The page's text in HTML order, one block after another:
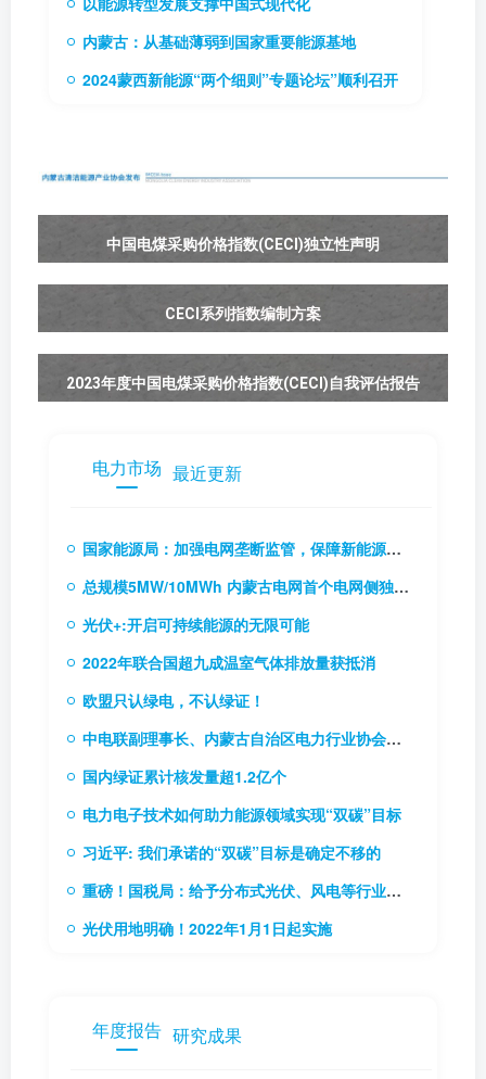
内蒙古：从基础薄弱到国家重要能源基地
2024蒙西新能源“两个细则”专题论坛”顺利召开
中国电煤采购价格指数(CECI)独立性声明
CECI系列指数编制方案
2023年度中国电煤采购价格指数(CECI)自我评估报告
电力市场 最近更新
国家能源局：加强电网垄断监管，保障新能源和新型主体接入电网
总规模5MW/10MWh 内蒙古电网首个电网侧独立储能电站成功并网
光伏+:开启可持续能源的无限可能
2022年联合国超九成温室气体排放量获抵消
欧盟只认绿电，不认绿证！
中电联副理事长、内蒙古自治区电力行业协会理事长贾振国率队到访协会
国内绿证累计核发量超1.2亿个
电力电子技术如何助力能源领域实现“双碳”目标
习近平: 我们承诺的“双碳”目标是确定不移的
重磅！国税局：给予分布式光伏、风电等行业税费优惠（附56项税费优惠政策）
光伏用地明确！2022年1月1日起实施
年度报告 研究成果